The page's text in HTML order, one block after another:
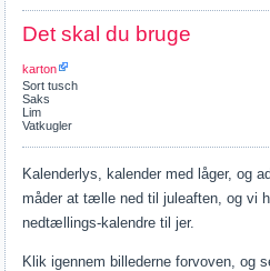
Det skal du bruge
karton
Sort tusch
Saks
Lim
Vatkugler
Kalenderlys, kalender med låger, og
måder at tælle ned til juleaften, og vi
nedtællings-kalendre til jer.
Klik igennem billederne forvoven, og